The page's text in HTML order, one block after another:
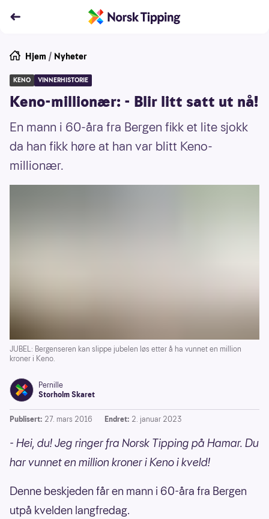
Hjem / Nyheter
KENO VINNERHISTORIE
Keno-millionær: - Blir litt satt ut nå!
En mann i 60-åra fra Bergen fikk et lite sjokk
da han fikk høre at han var blitt Keno-
millionær.
JUBEL: Bergenseren kan slippe jubelen løs etter å ha vunnet en million
kroner i Keno.
Pernille
Storholm Skaret
Publisert: 27. mars 2016 Endret: 2. januar 2023
- Hei, du! Jeg ringer fra Norsk Tipping på Hamar. Du
har vunnet en million kroner i Keno i kveld!
Denne beskjeden får en mann i 60-åra fra Bergen
utpå kvelden langfredag.